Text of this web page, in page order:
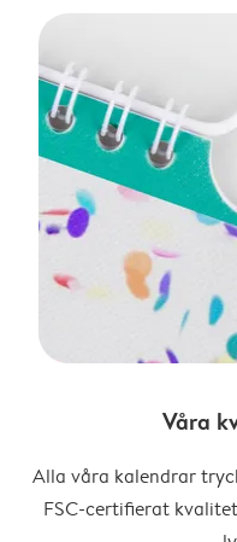
Våra
Alla våra kalendrar
FSC-certifierat